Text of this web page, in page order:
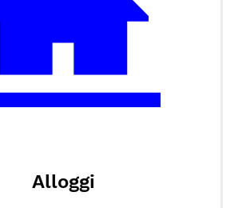
Alloggi